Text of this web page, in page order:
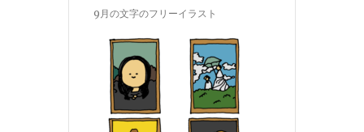
9月の文字のフリーイラスト